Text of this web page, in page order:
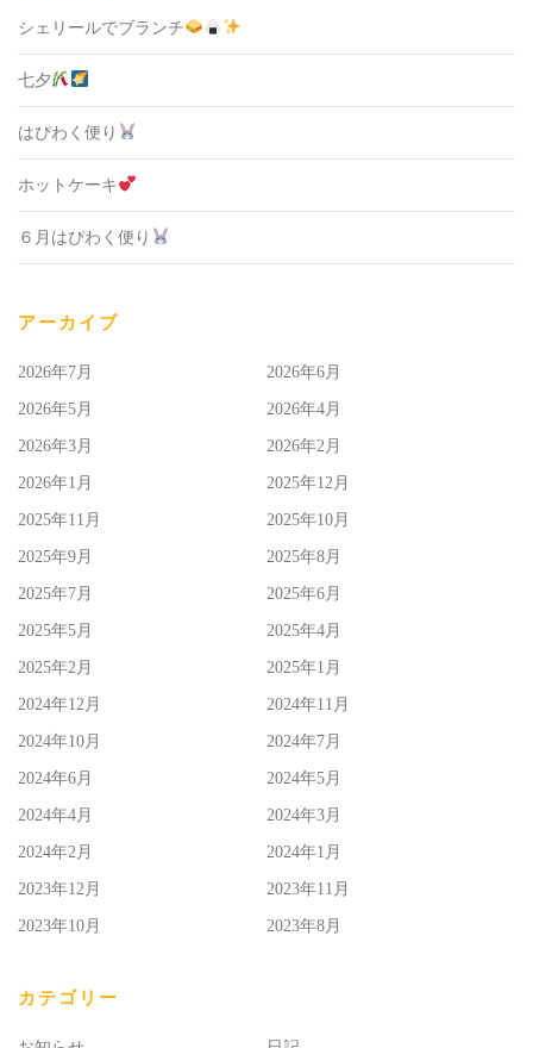
シェリールでブランチ
七夕
はぴわく便り
ホットケーキ
６月はぴわく便り
アーカイブ
2026年7月 2026年6月
2026年5月 2026年4月
2026年3月 2026年2月
2026年1月 2025年12月
2025年11月 2025年10月
2025年9月 2025年8月
2025年7月 2025年6月
2025年5月 2025年4月
2025年2月 2025年1月
2024年12月 2024年11月
2024年10月 2024年7月
2024年6月 2024年5月
2024年4月 2024年3月
2024年2月 2024年1月
2023年12月 2023年11月
2023年10月 2023年8月
カテゴリー